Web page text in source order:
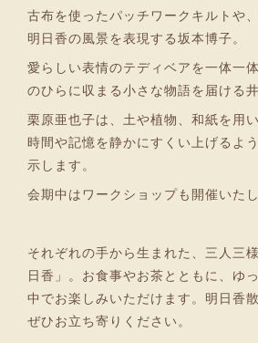
古布を使ったパッチワークキルトや
明日香の風景を表現する坂本博子。
愛らしい表情のテディベアを一体一
のひらに収まる小さな物語を届ける井
栗原亜也子は、土や植物、和紙を用
時間や記憶を静かにすくい上げるよ
示します。
会期中はワークショップも開催いたし
それぞれの手から生まれた、三人三
日香」。お食事やお茶とともに、ゆ
中でお楽しみいただけます。明日香
ぜひお立ち寄りください。